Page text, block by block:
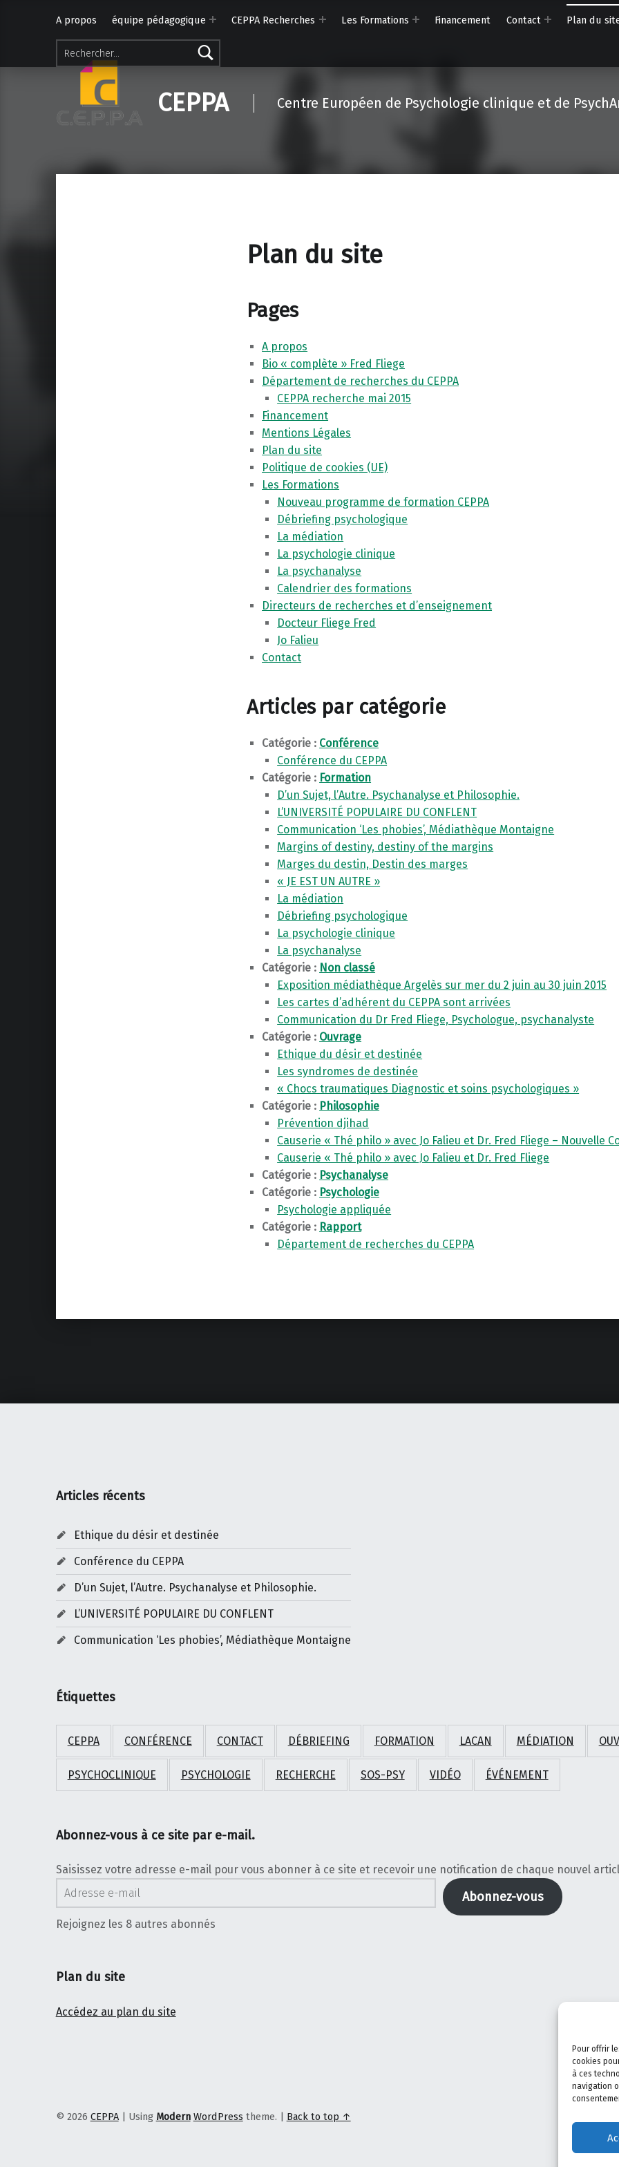
Pour offrir
cookies
à ces
navigation
Rechercher :
A propos équipe pédagogique CEPPA Recherches Les Formations Financement Contact Plan du
CEPPA Centre Européen de Psychologie clinique et de
Plan du site
Pages
A propos
Bio « complète » Fred Fliege
Département de recherches du CEPPA
CEPPA recherche mai 2015
Financement
Mentions Légales
Plan du site
Politique de cookies (UE)
Les Formations
Nouveau programme de formation CEPPA
Débriefing psychologique
La médiation
La psychologie clinique
La psychanalyse
Calendrier des formations
Directeurs de recherches et d’enseignement
Docteur Fliege Fred
Jo Falieu
Contact
Articles par catégorie
Catégorie : Conférence
Conférence du CEPPA
Catégorie : Formation
D’un Sujet, l’Autre. Psychanalyse et Philosophie.
L’UNIVERSITÉ POPULAIRE DU CONFLENT
Communication ‘Les phobies’, Médiathèque Montaigne
Margins of destiny, destiny of the margins
Marges du destin, Destin des marges
« JE EST UN AUTRE »
La médiation
Débriefing psychologique
La psychologie clinique
La psychanalyse
Catégorie : Non classé
Exposition médiathèque Argelès sur mer du 2 juin au 30 juin 2015
Les cartes d’adhérent du CEPPA sont arrivées
Communication du Dr Fred Fliege, Psychologue, psychanalyste
Catégorie : Ouvrage
Ethique du désir et destinée
Les syndromes de destinée
« Chocs traumatiques Diagnostic et soins psychologiques »
Catégorie : Philosophie
Prévention djihad
Causerie « Thé philo » avec Jo Falieu et Dr. Fred Fliege – Nouvelle
Causerie « Thé philo » avec Jo Falieu et Dr. Fred Fliege
Catégorie : Psychanalyse
Catégorie : Psychologie
Psychologie appliquée
Catégorie : Rapport
Département de recherches du CEPPA
Skip back to main navigation
Articles récents
Ethique du désir et destinée
Conférence du CEPPA
D’un Sujet, l’Autre. Psychanalyse et Philosophie.
L’UNIVERSITÉ POPULAIRE DU CONFLENT
Communication ‘Les phobies’, Médiathèque Montaigne
Étiquettes
CEPPA CONFÉRENCE CONTACT DÉBRIEFING FORMATION LACAN MÉDIATION
PSYCHOCLINIQUE PSYCHOLOGIE RECHERCHE SOS-PSY VIDÉO ÉVÉNEMENT
Abonnez-vous à ce site par e-mail.
Saisissez votre adresse e-mail pour vous abonner à ce site et recevoir une notification de chaque nouvel
Adresse e-mail
Abonnez-vous
Rejoignez les 8 autres abonnés
Plan du site
Accédez au plan du site
© 2026 CEPPA | Using Modern WordPress theme. | Back to top ↑